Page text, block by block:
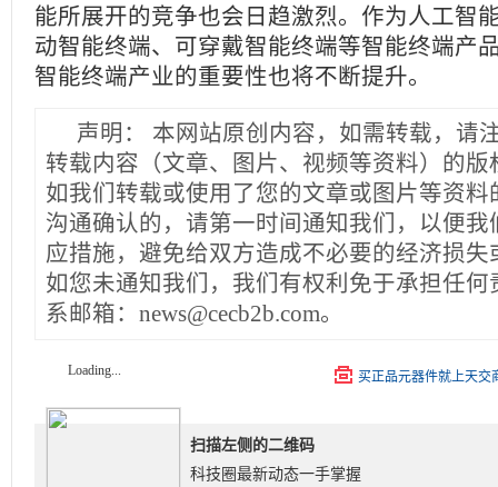
能所展开的竞争也会日趋激烈。作为人工智
动智能终端、可穿戴智能终端等智能终端产
智能终端产业的重要性也将不断提升。
声明：
本网站原创内容，如需转载，请
转载内容（文章、图片、视频等资料）的版
如我们转载或使用了您的文章或图片等资料
沟通确认的，请第一时间通知我们，以便我
应措施，避免给双方造成不必要的经济损失
如您未通知我们，我们有权利免于承担任何
系邮箱：news@cecb2b.com。
Loading... 买正品元器件就上天交
扫描左侧的二维码
科技圈最新动态一手掌握